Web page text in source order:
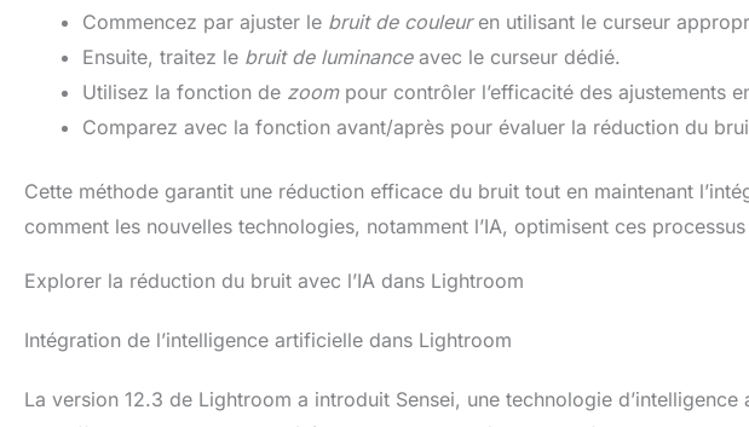
Commencez par ajuster le bruit de couleuren utilisant le curseur
Ensuite, traitez le bruit de luminanceavec le curseur dédié.
Utilisez la fonction de zoompour contrôler l’efficacité des ajustements
Comparez avec la fonction avant/après pour évaluer la réduction du
Cette méthode garantit une réduction efficace du bruit tout en maintenant
comment les nouvelles technologies, notamment l’IA, optimisent ces
Explorer la réduction du bruit avec l’IA dans Lightroom
Intégration de l’intelligence artificielle dans Lightroom
La version 12.3 de Lightroom a introduit Sensei, une technologie